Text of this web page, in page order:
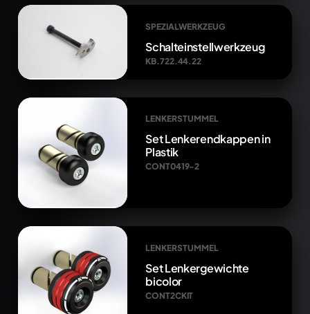
SPEZIALWERKZEUG
Schalteinstellwerkzeug
KB.722.44.22
LENKERSTUMMEL
Set Lenkerendkappen in
Plastik
CONT0419-2
LENKERSTUMMEL
Set Lenkergewichte
bicolor
CONT2CKIT